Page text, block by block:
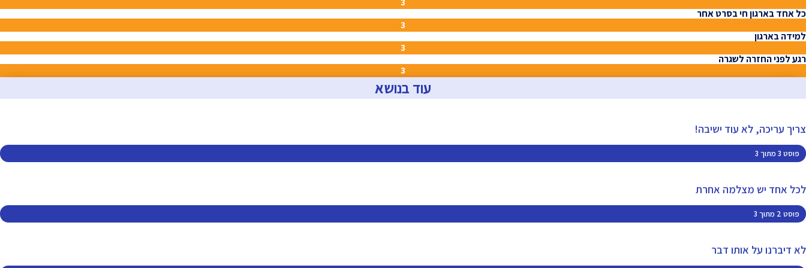
3
כל אחד בארגון חי בסרט אחר
3
למידה בארגון
3
רגע לפני החזרה לשגרה
3
עוד בנושא
צריך עריכה, לא עוד ישיבה!
פוסט 3 מתוך 3
לכל אחד יש מצלמה אחרת
פוסט 2 מתוך 3
לא דיברנו על אותו דבר